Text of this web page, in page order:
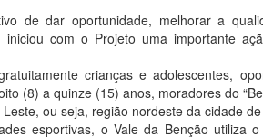
de dar oportunidade, melhorar a
com o Projeto uma importante
crianças e adolescentes,
(8) a quinze (15) anos, moradores do
ou seja, região nordeste da cidade
esportivas, o Vale da Benção utiliza